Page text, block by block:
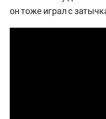
он тоже играл с